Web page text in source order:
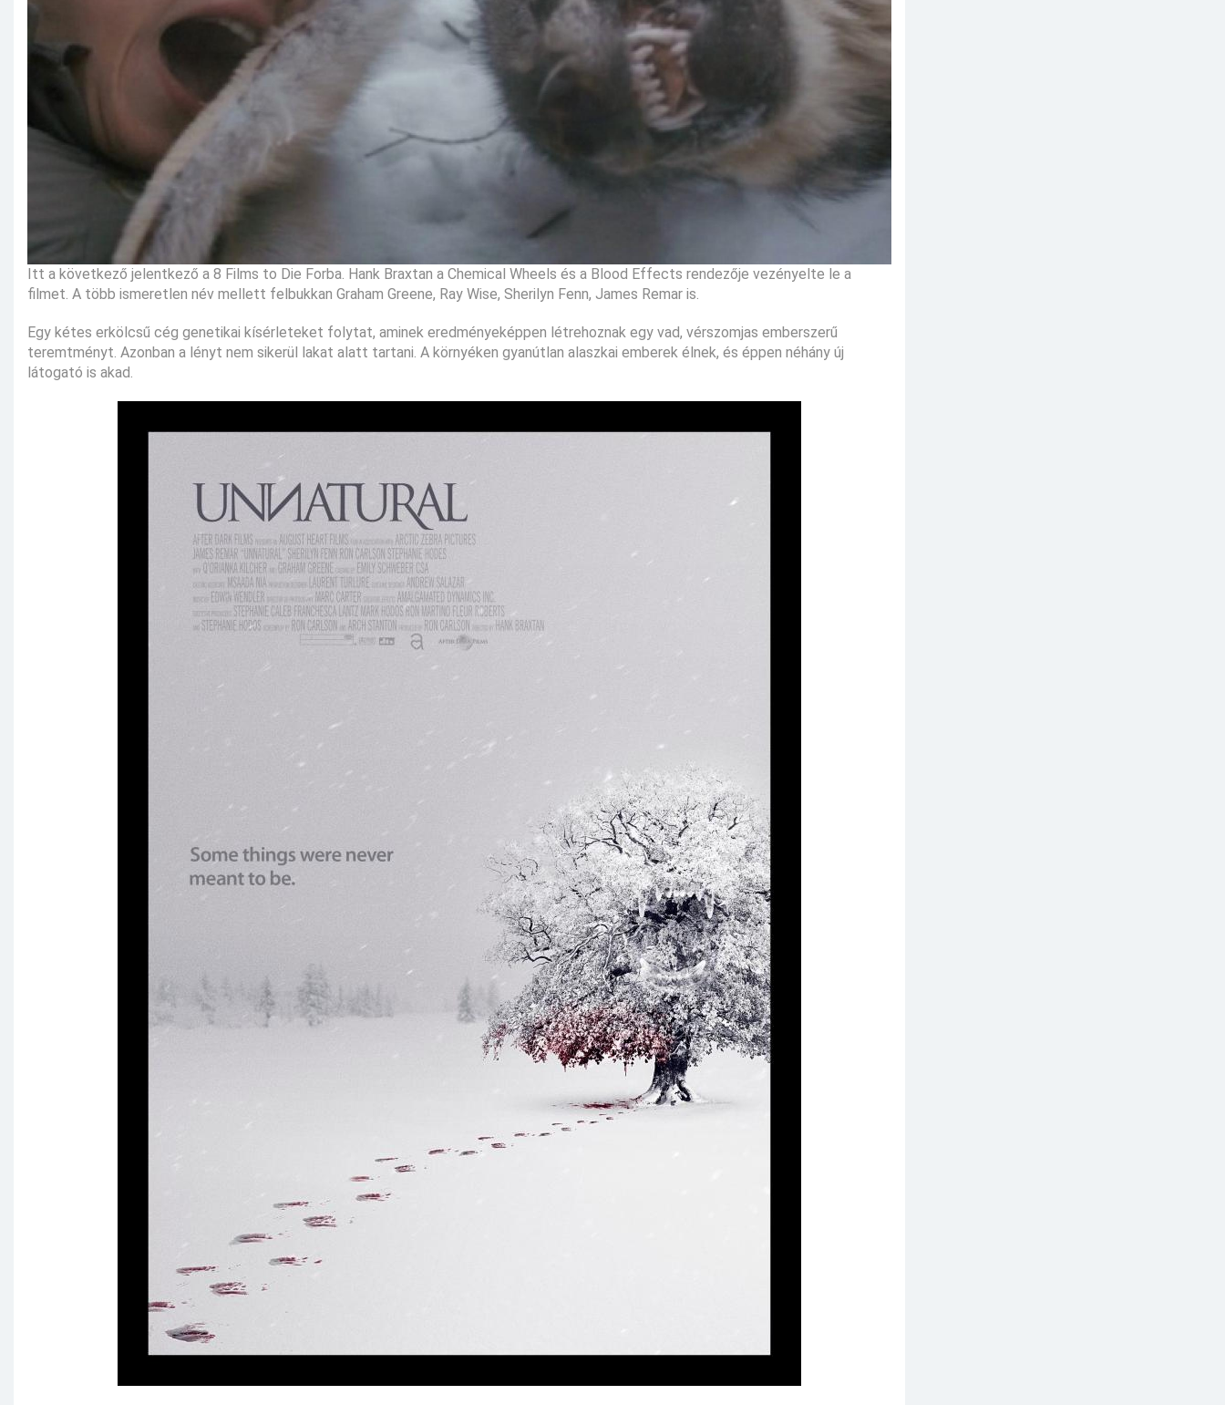
Itt a következő jelentkező a 8 Films to Die Forba. Hank Braxtan a Chemical Wheels és a Blood Effects rendezője vezényelte le a
filmet. A több ismeretlen név mellett felbukkan Graham Greene, Ray Wise, Sherilyn Fenn, James Remar is.
Egy kétes erkölcsű cég genetikai kísérleteket folytat, aminek eredményeképpen létrehoznak egy vad, vérszomjas emberszerű
teremtményt. Azonban a lényt nem sikerül lakat alatt tartani. A környéken gyanútlan alaszkai emberek élnek, és éppen néhány új
látogató is akad.